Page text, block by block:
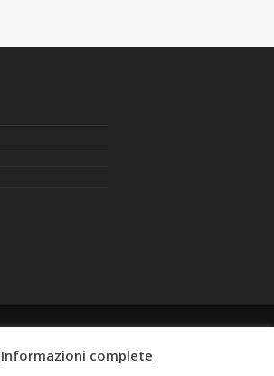
Informazioni complete